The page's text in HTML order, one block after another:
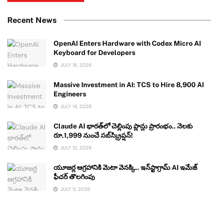
Recent News
OpenAI Enters Hardware with Codex Micro AI
Keyboard for Developers
JULY 18, 2026
Massive Investment in AI: TCS to Hire 8,900 AI
Engineers
JULY 14, 2026
Claude AI భారత్‌లో చెల్లింపు ప్లాన్లు ప్రారంభం.. నెలకు
రూ.1,999 నుంచే సబ్‌స్క్రిప్షన్!
JULY 13, 2026
యూజర్ల ఆగ్రహానికి మెటా వెనక్కి.. ఇన్‌స్టాగ్రామ్ AI ఇమేజ్
ఫీచర్ తొలగింపు
JULY 11, 2026